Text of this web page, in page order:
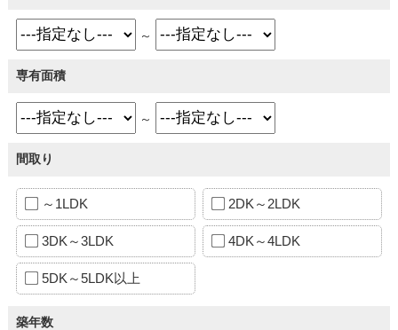
～
専有面積
～
間取り
～1LDK 2DK～2LDK
3DK～3LDK 4DK～4LDK
5DK～5LDK以上
築年数